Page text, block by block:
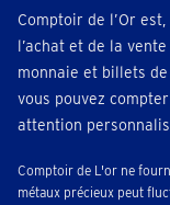
Comptoir de l’Or
l’achat et de la
monnaie et billets de
vous pouvez
attention
Comptoir de L'or ne
métaux précieux peut